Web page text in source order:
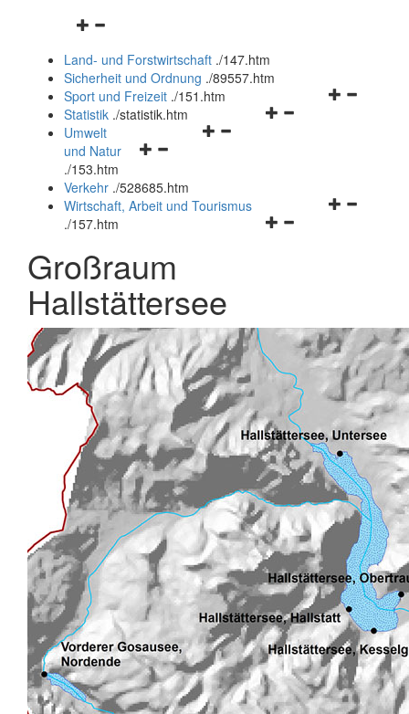
Navigationsmenü
und
schließen
Land- und Forstwirtschaft ./147.htm
Sicherheit und Ordnung ./89557.htm
Navigationsmenü
Sport und Freizeit ./151.htm
Navigationsmenü
Statistik ./statistik.htm
Navigationsmenü
und
schließen
Umwelt
und Natur
./153.htm
Verkehr ./528685.htm
Navigationsmenü
Wirtschaft, Arbeit und Tourismus
./157.htm
Großraum
Hallstättersee